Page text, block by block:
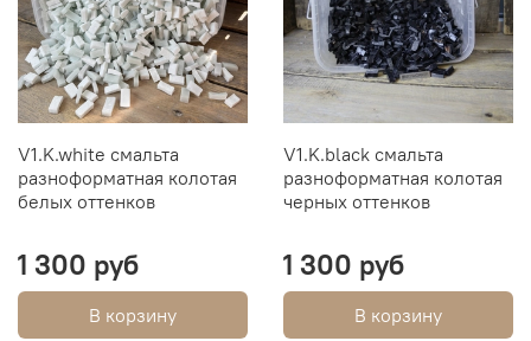
V1.K.white смальта
разноформатная колотая
белых оттенков
1 300 руб
В корзину
V1.K.black смальта
разноформатная колотая
черных оттенков
1 300 руб
В корзину